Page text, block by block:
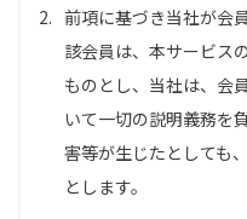
2. 前項に基づき当社が会
該会員は、本サービス
ものとし、当社は、会
いて一切の説明義務を
害等が生じたとしても
とします。